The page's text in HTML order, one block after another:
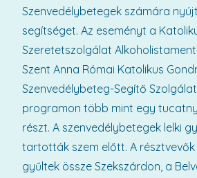
Szenvedélybetegek számára
segítséget. Az eseményt a
Szeretetszolgálat
Szent Anna Római Katolikus
Szenvedélybeteg-Segítő
programon több mint egy
részt. A szenvedélybetegek lelki
tartották szem előtt. A
gyűltek össze Szekszárdon, a